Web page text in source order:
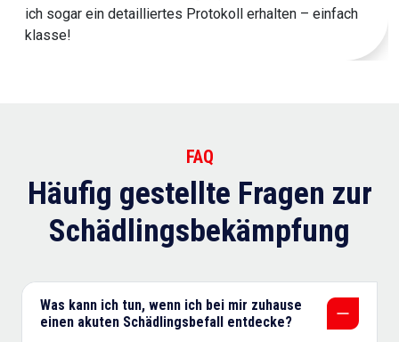
ich sogar ein detailliertes Protokoll erhalten – einfach
klasse!
FAQ
Häufig gestellte Fragen zur
Schädlingsbekämpfung
Was kann ich tun, wenn ich bei mir zuhause
einen akuten Schädlingsbefall entdecke?